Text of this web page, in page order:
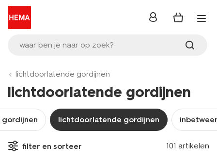
waar ben je naar op zoek?
inloggen
lichtdoorlatende gordijnen
lichtdoorlatende gordijnen
lichtdoorlatende gordijnen
filter en sorteer 101 artikelen